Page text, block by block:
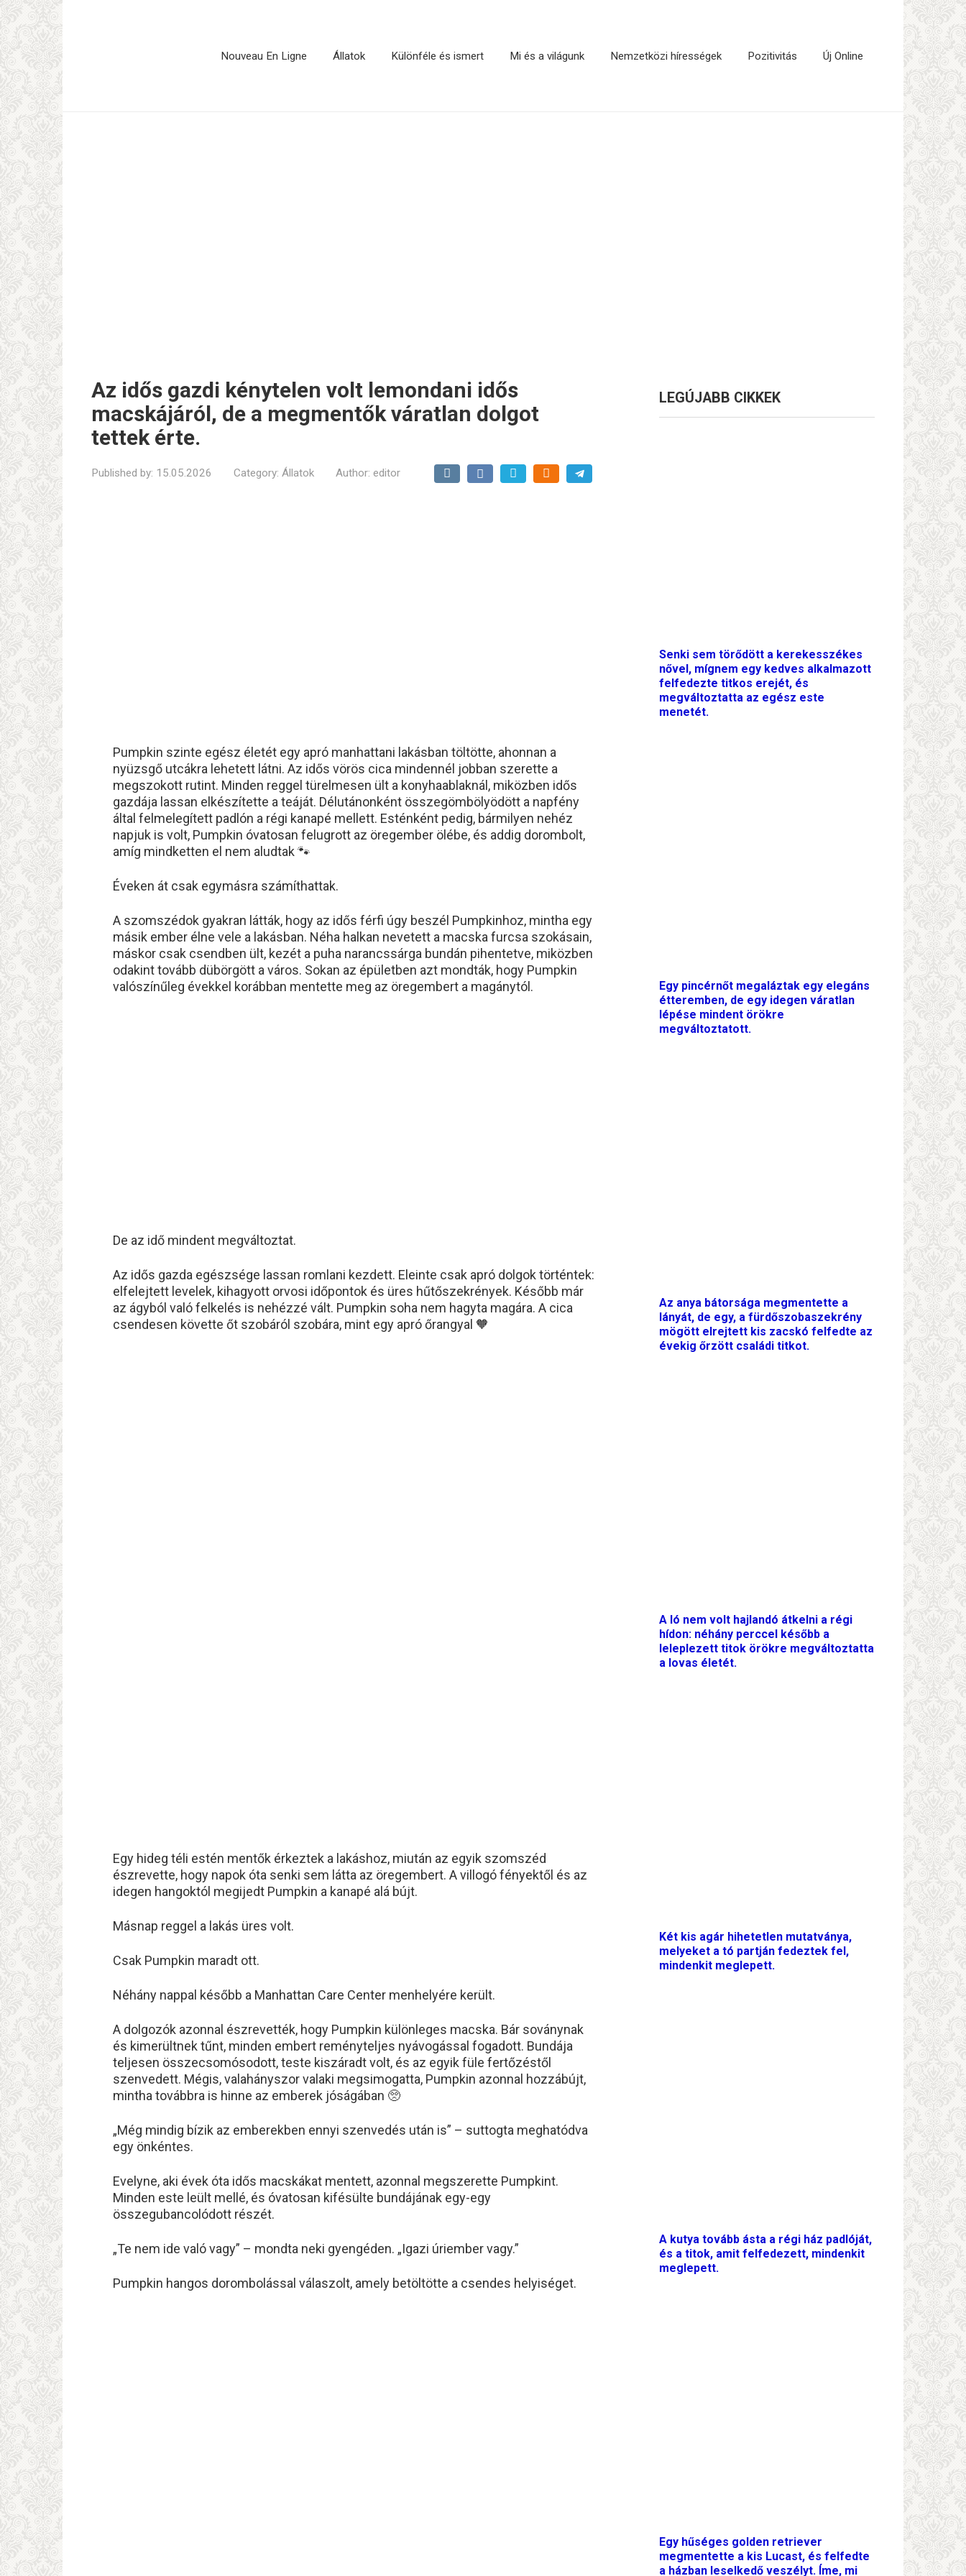
Nouveau En Ligne Állatok Különféle és ismert Mi és a világunk Nemzetközi hírességek Pozitivitás Új Online
Az idős gazdi kénytelen volt lemondani idős
macskájáról, de a megmentők váratlan dolgot
tettek érte.
Published by: 15.05.2026 Category: Állatok Author: editor
Pumpkin szinte egész életét egy apró manhattani lakásban töltötte, ahonnan a
nyüzsgő utcákra lehetett látni. Az idős vörös cica mindennél jobban szerette a
megszokott rutint. Minden reggel türelmesen ült a konyhaablaknál, miközben idős
gazdája lassan elkészítette a teáját. Délutánonként összegömbölyödött a napfény
által felmelegített padlón a régi kanapé mellett. Esténként pedig, bármilyen nehéz
napjuk is volt, Pumpkin óvatosan felugrott az öregember ölébe, és addig dorombolt,
amíg mindketten el nem aludtak 🐾
Éveken át csak egymásra számíthattak.
A szomszédok gyakran látták, hogy az idős férfi úgy beszél Pumpkinhoz, mintha egy
másik ember élne vele a lakásban. Néha halkan nevetett a macska furcsa szokásain,
máskor csak csendben ült, kezét a puha narancssárga bundán pihentetve, miközben
odakint tovább dübörgött a város. Sokan az épületben azt mondták, hogy Pumpkin
valószínűleg évekkel korábban mentette meg az öregembert a magánytól.
De az idő mindent megváltoztat.
Az idős gazda egészsége lassan romlani kezdett. Eleinte csak apró dolgok történtek:
elfelejtett levelek, kihagyott orvosi időpontok és üres hűtőszekrények. Később már
az ágyból való felkelés is nehézzé vált. Pumpkin soha nem hagyta magára. A cica
csendesen követte őt szobáról szobára, mint egy apró őrangyal 🧡
Egy hideg téli estén mentők érkeztek a lakáshoz, miután az egyik szomszéd
észrevette, hogy napok óta senki sem látta az öregembert. A villogó fényektől és az
idegen hangoktól megijedt Pumpkin a kanapé alá bújt.
Másnap reggel a lakás üres volt.
Csak Pumpkin maradt ott.
Néhány nappal később a Manhattan Care Center menhelyére került.
A dolgozók azonnal észrevették, hogy Pumpkin különleges macska. Bár soványnak
és kimerültnek tűnt, minden embert reményteljes nyávogással fogadott. Bundája
teljesen összecsomósodott, teste kiszáradt volt, és az egyik füle fertőzéstől
szenvedett. Mégis, valahányszor valaki megsimogatta, Pumpkin azonnal hozzábújt,
mintha továbbra is hinne az emberek jóságában 🥺
„Még mindig bízik az emberekben ennyi szenvedés után is” – suttogta meghatódva
egy önkéntes.
Evelyne, aki évek óta idős macskákat mentett, azonnal megszerette Pumpkint.
Minden este leült mellé, és óvatosan kifésülte bundájának egy-egy
összegubancolódott részét.
„Te nem ide való vagy” – mondta neki gyengéden. „Igazi úriember vagy.”
Pumpkin hangos dorombolással válaszolt, amely betöltötte a csendes helyiséget.
LEGÚJABB CIKKEK
Senki sem törődött a kerekesszékes
nővel, mígnem egy kedves alkalmazott
felfedezte titkos erejét, és
megváltoztatta az egész este
menetét.
Egy pincérnőt megaláztak egy elegáns
étteremben, de egy idegen váratlan
lépése mindent örökre
megváltoztatott.
Az anya bátorsága megmentette a
lányát, de egy, a fürdőszobaszekrény
mögött elrejtett kis zacskó felfedte az
évekig őrzött családi titkot.
A ló nem volt hajlandó átkelni a régi
hídon: néhány perccel később a
leleplezett titok örökre megváltoztatta
a lovas életét.
Két kis agár hihetetlen mutatványa,
melyeket a tó partján fedeztek fel,
mindenkit meglepett.
A kutya tovább ásta a régi ház padlóját,
és a titok, amit felfedezett, mindenkit
meglepett.
Egy hűséges golden retriever
megmentette a kis Lucast, és felfedte
a házban leselkedő veszélyt. Íme, mi